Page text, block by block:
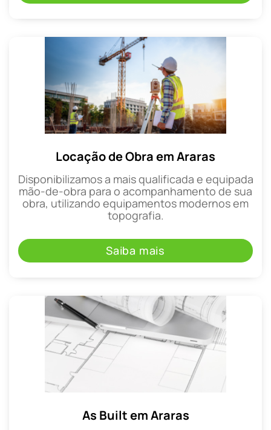
Locação de Obra em Araras
Disponibilizamos a mais qualificada e equipada
mão-de-obra para o acompanhamento de sua
obra, utilizando equipamentos modernos em
topografia.
Saiba mais
As Built em Araras